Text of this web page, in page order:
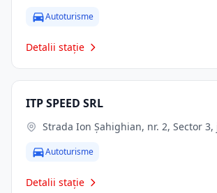
Autoturisme
Detalii stație
ITP SPEED SRL
Strada Ion Șahighian, nr. 2, Sector
Autoturisme
Detalii stație